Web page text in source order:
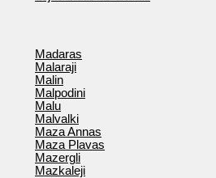
Madaras
Malaraji
Malin
Malpodini
Malu
Malvalki
Maza Annas
Maza Plavas
Mazergli
Mazkaleji